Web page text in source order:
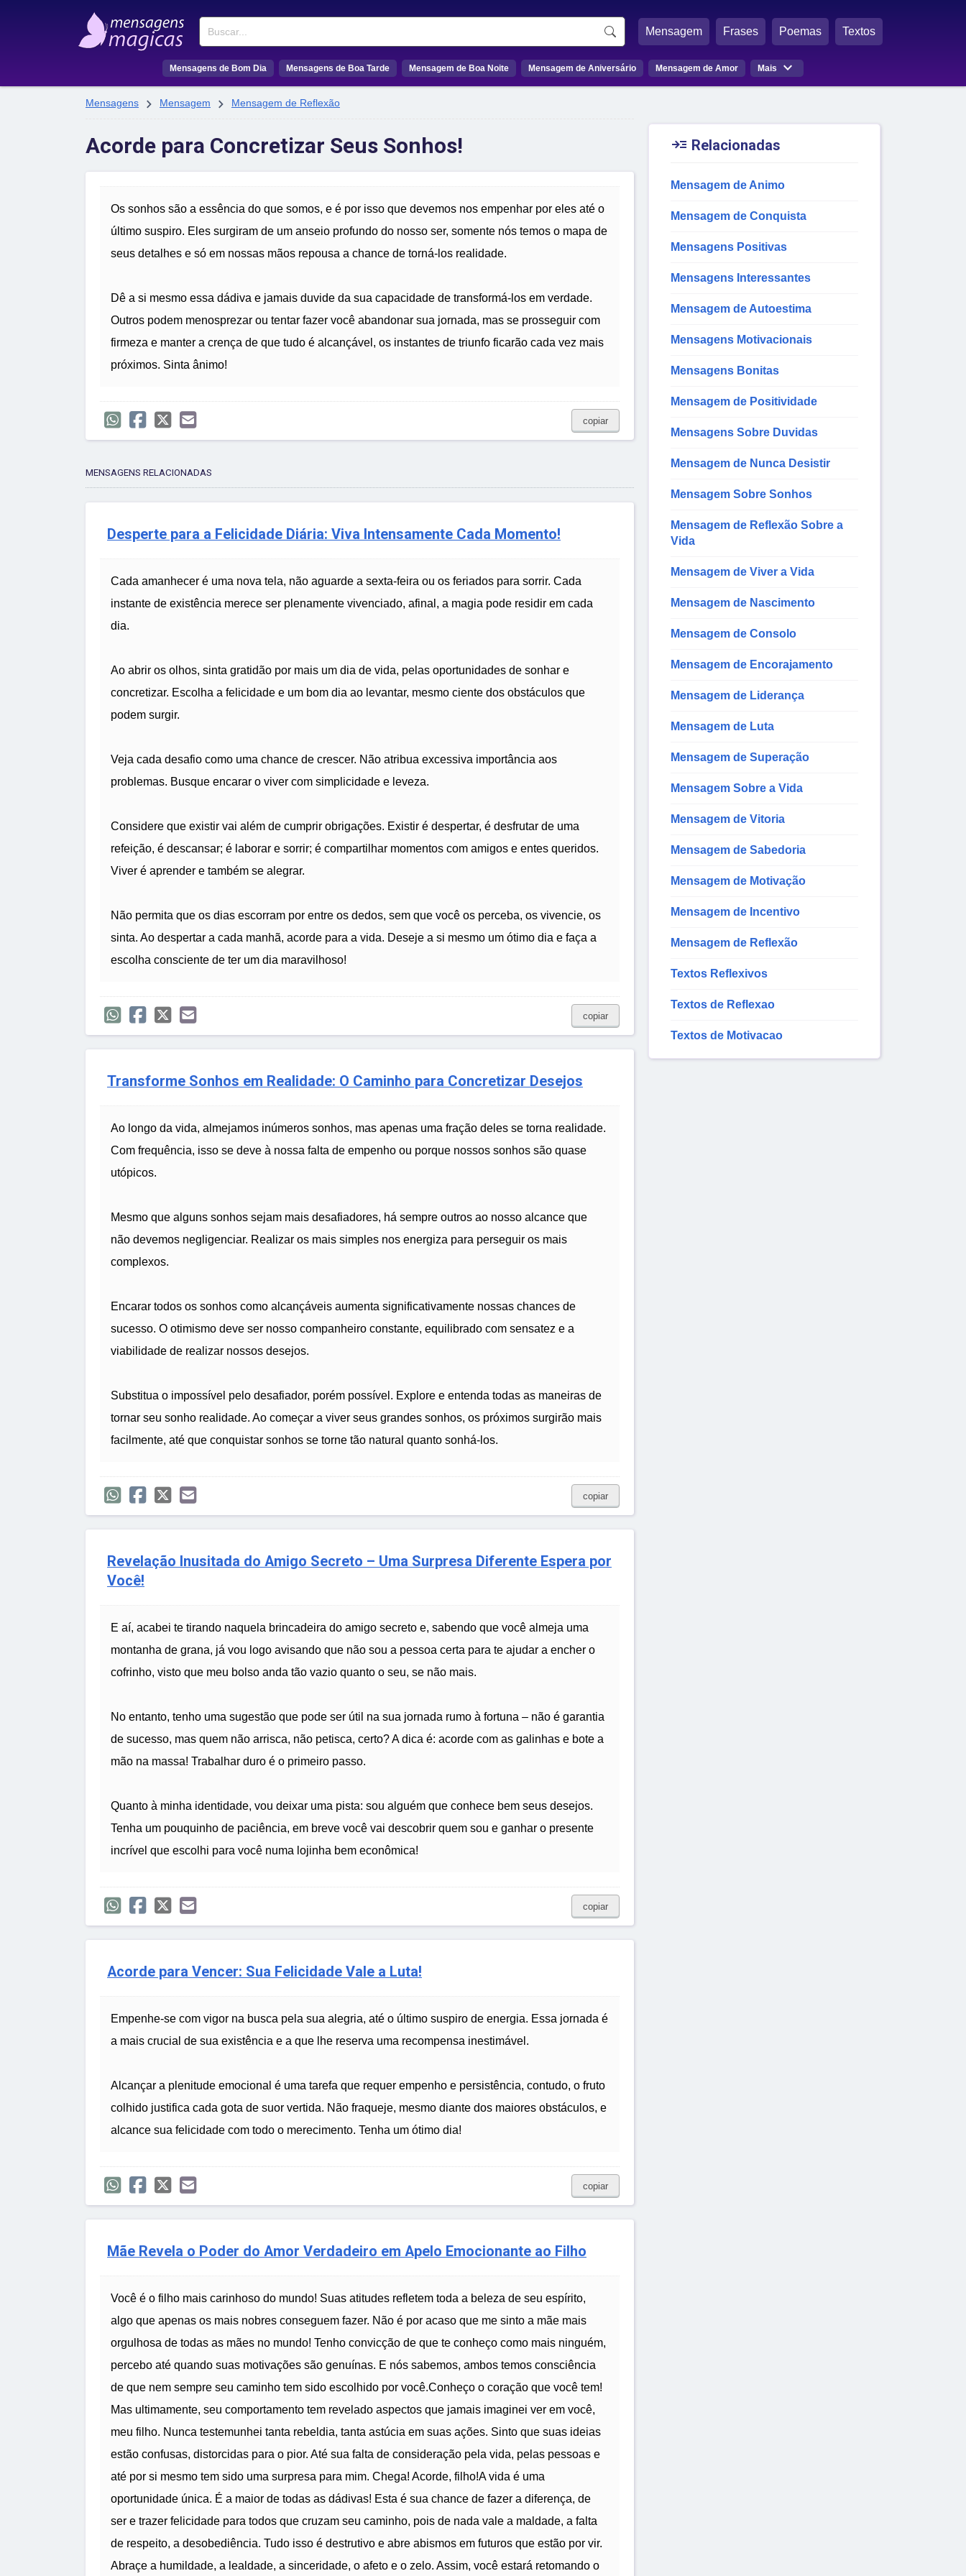
Buscar Mensagem Frases Poemas Textos
Mensagens de Bom Dia Mensagens de Boa Tarde Mensagem de Boa Noite Mensagem de Aniversário Mensagem de Amor Mais 
Mensagens  Mensagem  Mensagem de Reflexão
Acorde para Concretizar Seus Sonhos!
Os sonhos são a essência do que somos, e é por isso que devemos nos empenhar por eles até o
último suspiro. Eles surgiram de um anseio profundo do nosso ser, somente nós temos o mapa de
seus detalhes e só em nossas mãos repousa a chance de torná-los realidade.
Dê a si mesmo essa dádiva e jamais duvide da sua capacidade de transformá-los em verdade.
Outros podem menosprezar ou tentar fazer você abandonar sua jornada, mas se prosseguir com
firmeza e manter a crença de que tudo é alcançável, os instantes de triunfo ficarão cada vez mais
próximos. Sinta ânimo!
copiar
MENSAGENS RELACIONADAS
Desperte para a Felicidade Diária: Viva Intensamente Cada Momento!
Cada amanhecer é uma nova tela, não aguarde a sexta-feira ou os feriados para sorrir. Cada
instante de existência merece ser plenamente vivenciado, afinal, a magia pode residir em cada
dia.
Ao abrir os olhos, sinta gratidão por mais um dia de vida, pelas oportunidades de sonhar e
concretizar. Escolha a felicidade e um bom dia ao levantar, mesmo ciente dos obstáculos que
podem surgir.
Veja cada desafio como uma chance de crescer. Não atribua excessiva importância aos
problemas. Busque encarar o viver com simplicidade e leveza.
Considere que existir vai além de cumprir obrigações. Existir é despertar, é desfrutar de uma
refeição, é descansar; é laborar e sorrir; é compartilhar momentos com amigos e entes queridos.
Viver é aprender e também se alegrar.
Não permita que os dias escorram por entre os dedos, sem que você os perceba, os vivencie, os
sinta. Ao despertar a cada manhã, acorde para a vida. Deseje a si mesmo um ótimo dia e faça a
escolha consciente de ter um dia maravilhoso!
copiar
Transforme Sonhos em Realidade: O Caminho para Concretizar Desejos
Ao longo da vida, almejamos inúmeros sonhos, mas apenas uma fração deles se torna realidade.
Com frequência, isso se deve à nossa falta de empenho ou porque nossos sonhos são quase
utópicos.
Mesmo que alguns sonhos sejam mais desafiadores, há sempre outros ao nosso alcance que
não devemos negligenciar. Realizar os mais simples nos energiza para perseguir os mais
complexos.
Encarar todos os sonhos como alcançáveis aumenta significativamente nossas chances de
sucesso. O otimismo deve ser nosso companheiro constante, equilibrado com sensatez e a
viabilidade de realizar nossos desejos.
Substitua o impossível pelo desafiador, porém possível. Explore e entenda todas as maneiras de
tornar seu sonho realidade. Ao começar a viver seus grandes sonhos, os próximos surgirão mais
facilmente, até que conquistar sonhos se torne tão natural quanto sonhá-los.
copiar
Revelação Inusitada do Amigo Secreto – Uma Surpresa Diferente Espera por
Você!
E aí, acabei te tirando naquela brincadeira do amigo secreto e, sabendo que você almeja uma
montanha de grana, já vou logo avisando que não sou a pessoa certa para te ajudar a encher o
cofrinho, visto que meu bolso anda tão vazio quanto o seu, se não mais.
No entanto, tenho uma sugestão que pode ser útil na sua jornada rumo à fortuna – não é garantia
de sucesso, mas quem não arrisca, não petisca, certo? A dica é: acorde com as galinhas e bote a
mão na massa! Trabalhar duro é o primeiro passo.
Quanto à minha identidade, vou deixar uma pista: sou alguém que conhece bem seus desejos.
Tenha um pouquinho de paciência, em breve você vai descobrir quem sou e ganhar o presente
incrível que escolhi para você numa lojinha bem econômica!
copiar
Acorde para Vencer: Sua Felicidade Vale a Luta!
Empenhe-se com vigor na busca pela sua alegria, até o último suspiro de energia. Essa jornada é
a mais crucial de sua existência e a que lhe reserva uma recompensa inestimável.
Alcançar a plenitude emocional é uma tarefa que requer empenho e persistência, contudo, o fruto
colhido justifica cada gota de suor vertida. Não fraqueje, mesmo diante dos maiores obstáculos, e
alcance sua felicidade com todo o merecimento. Tenha um ótimo dia!
copiar
Mãe Revela o Poder do Amor Verdadeiro em Apelo Emocionante ao Filho
Você é o filho mais carinhoso do mundo! Suas atitudes refletem toda a beleza de seu espírito,
algo que apenas os mais nobres conseguem fazer. Não é por acaso que me sinto a mãe mais
orgulhosa de todas as mães no mundo! Tenho convicção de que te conheço como mais ninguém,
percebo até quando suas motivações são genuínas. E nós sabemos, ambos temos consciência
de que nem sempre seu caminho tem sido escolhido por você.Conheço o coração que você tem!
Mas ultimamente, seu comportamento tem revelado aspectos que jamais imaginei ver em você,
meu filho. Nunca testemunhei tanta rebeldia, tanta astúcia em suas ações. Sinto que suas ideias
estão confusas, distorcidas para o pior. Até sua falta de consideração pela vida, pelas pessoas e
até por si mesmo tem sido uma surpresa para mim. Chega! Acorde, filho!A vida é uma
oportunidade única. É a maior de todas as dádivas! Esta é sua chance de fazer a diferença, de
ser e trazer felicidade para todos que cruzam seu caminho, pois de nada vale a maldade, a falta
de respeito, a desobediência. Tudo isso é destrutivo e abre abismos em futuros que estão por vir.
Abraçe a humildade, a lealdade, a sinceridade, o afeto e o zelo. Assim, você estará retomando o
 Relacionadas
Mensagem de Animo
Mensagem de Conquista
Mensagens Positivas
Mensagens Interessantes
Mensagem de Autoestima
Mensagens Motivacionais
Mensagens Bonitas
Mensagem de Positividade
Mensagens Sobre Duvidas
Mensagem de Nunca Desistir
Mensagem Sobre Sonhos
Mensagem de Reflexão Sobre a
Vida
Mensagem de Viver a Vida
Mensagem de Nascimento
Mensagem de Consolo
Mensagem de Encorajamento
Mensagem de Liderança
Mensagem de Luta
Mensagem de Superação
Mensagem Sobre a Vida
Mensagem de Vitoria
Mensagem de Sabedoria
Mensagem de Motivação
Mensagem de Incentivo
Mensagem de Reflexão
Textos Reflexivos
Textos de Reflexao
Textos de Motivacao